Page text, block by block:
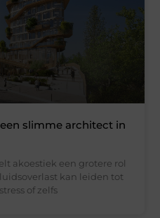
slimme architect in
akoestiek een grotere rol
kan leiden tot
of zelfs